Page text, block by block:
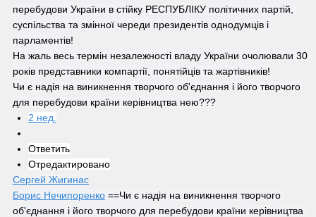
перебудови України в стійку РЕСПУБЛІКУ політичних партій,
суспільства та змінної череди президентів однодумців і
парламентів!
На жаль весь термін незалежності владу України очолювали 30
років представники компартії, понятійців та жартівників!
Чи є надія на виникнення творчого об'єднання і його творчого
для перебудови країни керівництва нею???
2 нед.
Ответить
Отредактировано
Сергей Жигинас
Борис Нечипоренко ==Чи є надія на виникнення творчого
об'єднання і його творчого для перебудови країни керівництва